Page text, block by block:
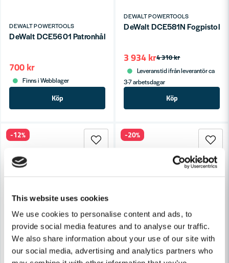
This website uses cookies
We use cookies to personalise content and ads, to
provide social media features and to analyse our traffic.
We also share information about your use of our site with
our social media, advertising and analytics partners who
DEWALT POWERTOOLS
DeWalt DCE5601 Patronhållare 300-310ml för DCE560 &
700 kr
Finns i Webblager
Köp
DEWALT POWERTOOLS
DeWalt DCE581N Fogpistol
4 310 kr
3 934 kr
Leveranstid ifrån leverantör ca
3-7 arbetsdagar
Köp
-12% -20%